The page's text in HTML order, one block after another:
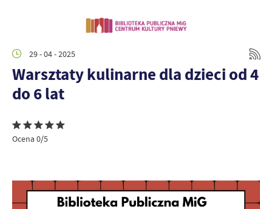
29 - 04 - 2025
Warsztaty kulinarne dla dzieci od 4
do 6 lat
Ocena 0/5